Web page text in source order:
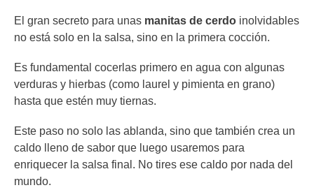
El gran secreto para unas manitas de cerdo inolvidables
no está solo en la salsa, sino en la primera cocción.
Es fundamental cocerlas primero en agua con algunas
verduras y hierbas (como laurel y pimienta en grano)
hasta que estén muy tiernas.
Este paso no solo las ablanda, sino que también crea un
caldo lleno de sabor que luego usaremos para
enriquecer la salsa final. No tires ese caldo por nada del
mundo.